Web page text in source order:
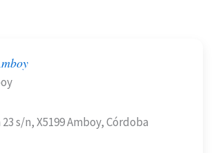
s/n, X5199 Amboy, Córdoba